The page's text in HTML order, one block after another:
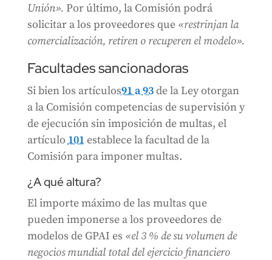
Unión». Por último, la Comisión podrá
solicitar a los proveedores que «restrinjan la
comercialización, retiren o recuperen el modelo».
Facultades sancionadoras
Si bien los artículos91 a 93de la Ley otorgan
a la Comisión competencias de supervisión y
de ejecución sin imposición de multas, el
artículo101establece la facultad de la
Comisión para imponer multas.
¿A qué altura?
El importe máximo de las multas que
pueden imponerse a los proveedores de
modelos de GPAI es «el 3 % de su volumen de
negocios mundial total del ejercicio financiero